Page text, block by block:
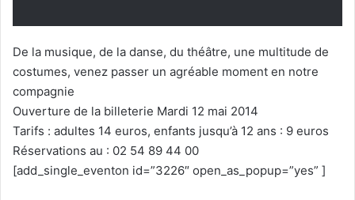
De la musique, de la danse, du théâtre, une multitude de
costumes, venez passer un agréable moment en notre
compagnie
Ouverture de la billeterie Mardi 12 mai 2014
Tarifs : adultes 14 euros, enfants jusqu’à 12 ans : 9 euros
Réservations au : 02 54 89 44 00
[add_single_eventon id=”3226″ open_as_popup=”yes” ]